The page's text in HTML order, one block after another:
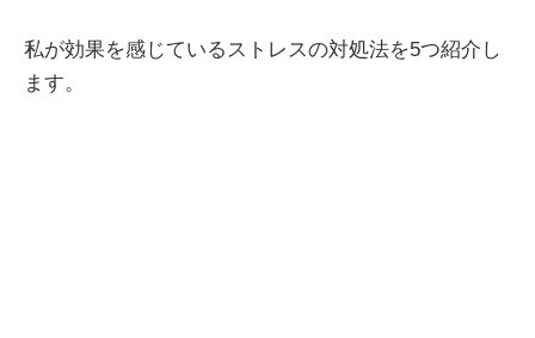
私が効果を感じているストレスの対処法を5つ紹介し
ます。